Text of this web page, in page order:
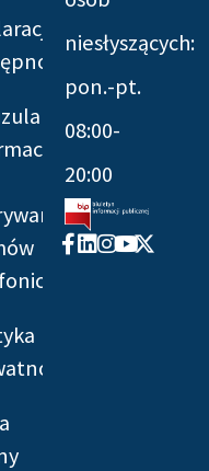
niesłyszących:
pon.-pt.
08:00-
20:00
Facebook-
f
Linkedin
Instagram
Youtube
X-
twitter